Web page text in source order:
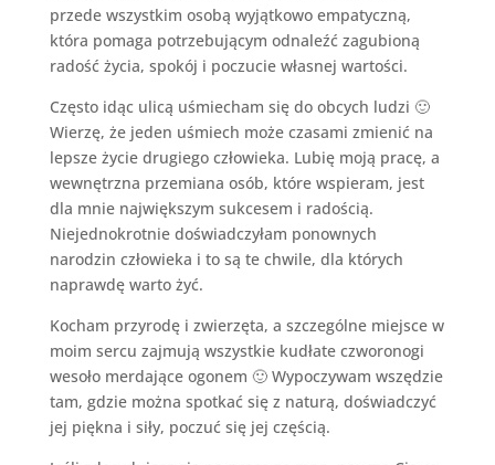
przede wszystkim osobą wyjątkowo empatyczną,
która pomaga potrzebującym odnaleźć zagubioną
radość życia, spokój i poczucie własnej wartości.
Często idąc ulicą uśmiecham się do obcych ludzi 🙂
Wierzę, że jeden uśmiech może czasami zmienić na
lepsze życie drugiego człowieka. Lubię moją pracę, a
wewnętrzna przemiana osób, które wspieram, jest
dla mnie największym sukcesem i radością.
Niejednokrotnie doświadczyłam ponownych
narodzin człowieka i to są te chwile, dla których
naprawdę warto żyć.
Kocham przyrodę i zwierzęta, a szczególne miejsce w
moim sercu zajmują wszystkie kudłate czworonogi
wesoło merdające ogonem 🙂 Wypoczywam wszędzie
tam, gdzie można spotkać się z naturą, doświadczyć
jej piękna i siły, poczuć się jej częścią.